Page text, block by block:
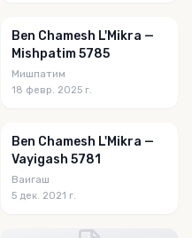
Ben Chamesh L'Mikra —
Mishpatim 5785
Мишпатим
18 февр. 2025 г.
Ben Chamesh L'Mikra —
Vayigash 5781
Ваигаш
5 дек. 2021 г.